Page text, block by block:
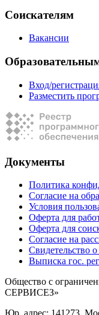
Соискателям
Вакансии
Вход/
Разместить
Документы
Политика
Согласие на
Условия
Оферта для
Оферта для
Согласие на
Свидетельство
Выписка гос.
Общество с
СЕРВИСЕЗ»